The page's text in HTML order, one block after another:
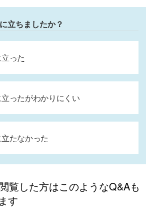
立ちましたか？
った
ったがわかりにくい
たなかった
覧した方はこのようなQ&Aも
す